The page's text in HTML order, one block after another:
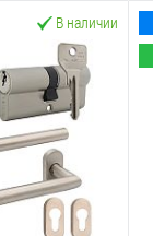
В наличии